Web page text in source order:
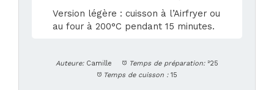
Version légère : cuisson à l’Airfryer ou
au four à 200°C pendant 15 minutes.
Auteure: Camille Temps de préparation: ²25
Temps de cuisson : 15